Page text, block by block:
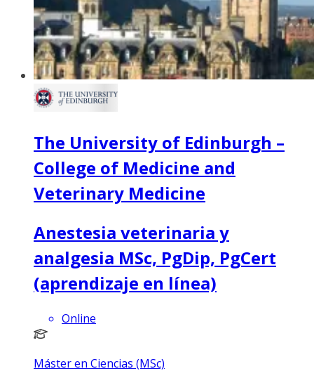
The University of Edinburgh –
College of Medicine and
Veterinary Medicine
Anestesia veterinaria y
analgesia MSc, PgDip, PgCert
(aprendizaje en línea)
Online
Máster en Ciencias (MSc)